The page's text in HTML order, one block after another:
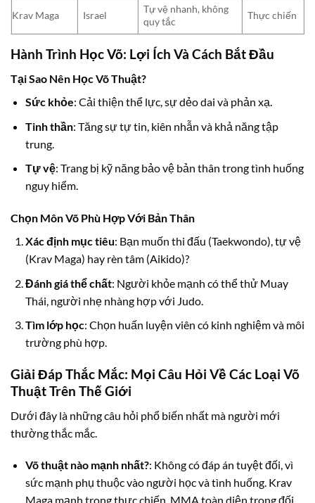
Krav Maga Israel
Tự vệ nhanh, không
quy tắc
Thực chiến
Hành Trình Học Võ: Lợi Ích Và Cách Bắt Đầu
Tại Sao Nên Học Võ Thuật?
Sức khỏe: Cải thiện thể lực, sự dẻo dai và phản xạ.
Tinh thần: Tăng sự tự tin, kiên nhẫn và khả năng tập
trung.
Tự vệ: Trang bị kỹ năng bảo vệ bản thân trong tình huống
nguy hiểm.
Chọn Môn Võ Phù Hợp Với Bản Thân
Xác định mục tiêu: Bạn muốn thi đấu (Taekwondo), tự vệ
(Krav Maga) hay rèn tâm (Aikido)?
Đánh giá thể chất: Người khỏe mạnh có thể thử Muay
Thái, người nhẹ nhàng hợp với Judo.
Tìm lớp học: Chọn huấn luyện viên có kinh nghiệm và môi
trường phù hợp.
Giải Đáp Thắc Mắc: Mọi Câu Hỏi Về Các Loại Võ
Thuật Trên Thế Giới
Dưới đây là những câu hỏi phổ biến nhất mà người mới
thường thắc mắc.
Võ thuật nào mạnh nhất?: Không có đáp án tuyệt đối, vì
sức mạnh phụ thuộc vào người học và tình huống. Krav
Maga mạnh trong thực chiến, MMA toàn diện trong đối